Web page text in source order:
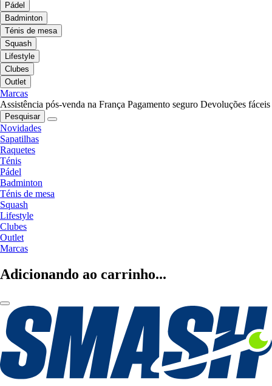
Pádel
Badminton
Ténis de mesa
Squash
Lifestyle
Clubes
Outlet
Marcas
Assistência pós-venda na França Pagamento seguro Devoluções fáceis
Pesquisar
Novidades
Sapatilhas
Raquetes
Ténis
Pádel
Badminton
Ténis de mesa
Squash
Lifestyle
Clubes
Outlet
Marcas
Adicionando ao carrinho...